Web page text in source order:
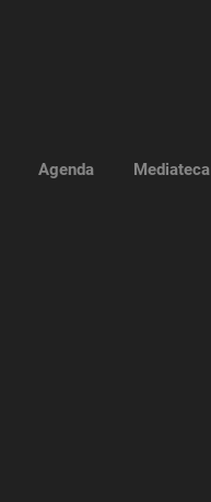
Agenda Mediateca